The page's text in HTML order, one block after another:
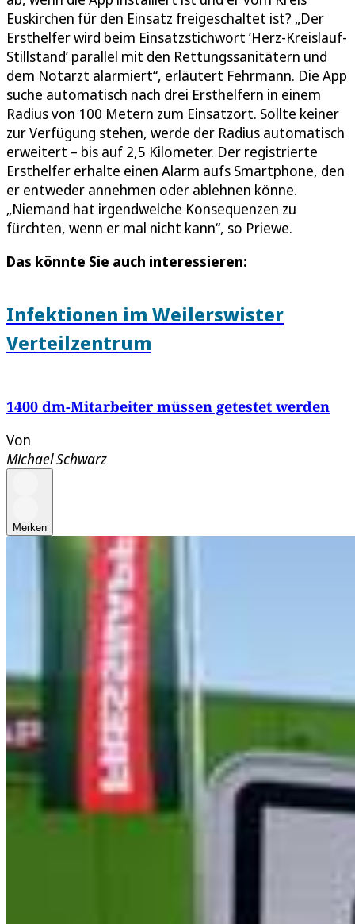
Euskirchen für den Einsatz freigeschaltet ist? „Der
Ersthelfer wird beim Einsatzstichwort ’Herz-Kreislauf-
Stillstand’ parallel mit den Rettungssanitätern und
dem Notarzt alarmiert“, erläutert Fehrmann. Die App
suche automatisch nach drei Ersthelfern in einem
Radius von 100 Metern zum Einsatzort. Sollte keiner
zur Verfügung stehen, werde der Radius automatisch
erweitert – bis auf 2,5 Kilometer. Der registrierte
Ersthelfer erhalte einen Alarm aufs Smartphone, den
er entweder annehmen oder ablehnen könne.
„Niemand hat irgendwelche Konsequenzen zu
fürchten, wenn er mal nicht kann“, so Priewe.
Das könnte Sie auch interessieren:
Infektionen im Weilerswister
Verteilzentrum
1400 dm-Mitarbeiter müssen getestet werden
Von
Michael Schwarz
Merken